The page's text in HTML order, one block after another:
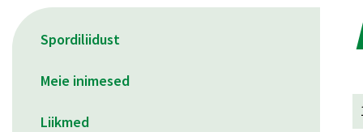
Spordiliidust
Meie inimesed
Liikmed